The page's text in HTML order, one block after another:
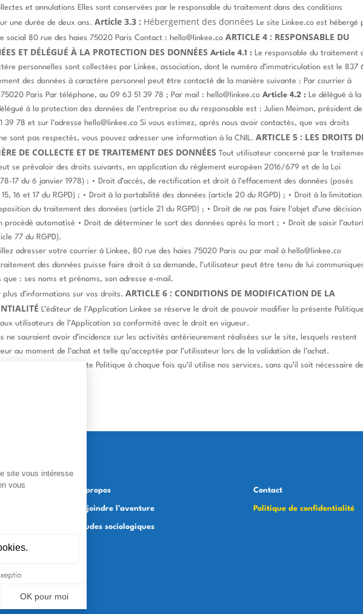
et annulations Elles sont conservées par le responsable du traitement dans des conditions
une durée de deux ans. Article 3.3 : Hébergement des donnéesLe site Linkee.co est hébergé
social 80 rue des haies 75020 Paris Contact : hello@linkee.co ARTICLE 4 : RESPONSABLE DU
ET DÉLÉGUÉ À LA PROTECTION DES DONNÉES Article 4.1 : Le responsable du traitement
personnelles sont collectées par Linkee, association, dont le numéro d’immatriculation est le 837
des données à caractère personnel peut être contacté de la manière suivante : Par courrier à
Paris Par téléphone, au 09 63 51 39 78 ; Par mail : hello@linkee.co Article 4.2 : Le délégué à la
à la protection des données de l’entreprise ou du responsable est : Julien Meimon, président de
39 78 et sur l’adresse hello@linkee.co Si vous estimez, après nous avoir contactés, que vos droits
sont pas respectés, vous pouvez adresser une information à la CNIL. ARTICLE 5 : LES DROITS
DE COLLECTE ET DE TRAITEMENT DES DONNÉES Tout utilisateur concerné par le
se prévaloir des droits suivants, en application du règlement européen 2016/679 et de la Loi
17 du 6 janvier 1978) : • Droit d’accès, de rectification et droit à l’effacement des données (posés
16 et 17 du RGPD) ; • Droit à la portabilité des données (article 20 du RGPD) ; • Droit à la limitation
du traitement des données (article 21 du RGPD) ; • Droit de ne pas faire l’objet d’une décision
procédé automatisé • Droit de déterminer le sort des données après la mort ; • Droit de saisir
77 du RGPD).
adresser votre courrier à Linkee, 80 rue des haies 75020 Paris ou par mail à hello@linkee.co
des données puisse faire droit à sa demande, l’utilisateur peut être tenu de lui
: ses noms et prénoms, son adresse e-mail.
d’informations sur vos droits. ARTICLE 6 : CONDITIONS DE MODIFICATION DE LA
L’éditeur de l’Application Linkee se réserve le droit de pouvoir modifier la présente
utilisateurs de l’Application sa conformité avec le droit en vigueur.
ne sauraient avoir d’incidence sur les activités antérieurement réalisées sur le site, lesquels restent
au moment de l’achat et telle qu’acceptée par l’utilisateur lors de la validation de l’achat.
connaissance de cette Politique à chaque fois qu’il utilise nos services, sans qu’il soit nécessaire de
le 13/04/2024.
À propos
Rejoindre l’aventure
Études sociologiques
Contact
Politique de confidentialité